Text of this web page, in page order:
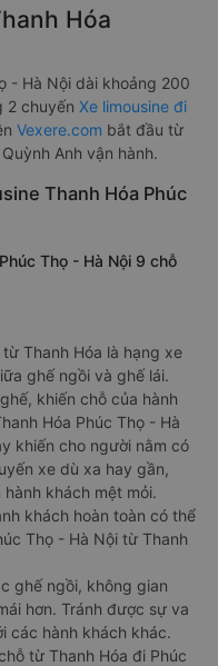
Hóa
- Hà Nội dài khoảng 200
2 chuyến Xe limousine đi
Vexere.com bắt đầu từ
Anh vận hành.
Thanh Hóa Phúc
Thọ - Hà Nội 9 chỗ
Thanh Hóa là hạng xe
ghế ngồi và ghế lái.
khiến chỗ của hành
Hóa Phúc Thọ - Hà
khiến cho người nằm có
xe dù xa hay gần,
khách mệt mỏi.
khách hoàn toàn có thể
Thọ - Hà Nội từ Thanh
ghế ngồi, không gian
hơn. Tránh được sự va
các hành khách khác.
từ Thanh Hóa đi Phúc